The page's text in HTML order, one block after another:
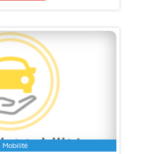
Mobilité